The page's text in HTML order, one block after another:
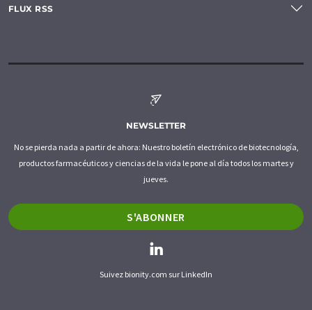
FLUX RSS
NEWSLETTER
No se pierda nada a partir de ahora: Nuestro boletín electrónico de biotecnología,
productos farmacéuticos y ciencias de la vida le pone al día todos los martes y
jueves.
S'ABONNER
Suivez bionity.com sur LinkedIn